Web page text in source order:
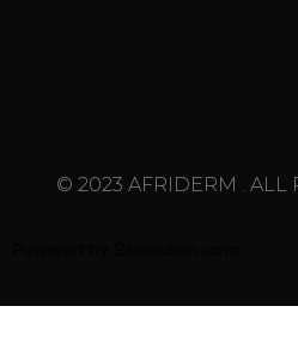
© 2023 AFRIDERM . ALL